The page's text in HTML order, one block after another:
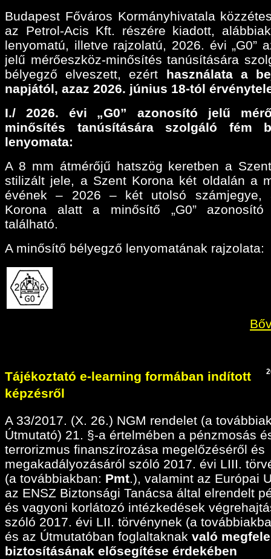
Budapest Főváros Kormányhivatala
az Petrol-Acis Kft. részére kiadott,
lenyomatú, illetve rajzolatú, 2026. évi „G0”
jelű mérőeszköz-minősítés tanúsítására
bélyegző elveszett, ezért használata a
napjától, azaz 2026. június 18-tól
I./ 2026. évi „G0” azonosító jelű
minősítés tanúsítására szolgáló fém
lenyomata:
A 8 mm átmérőjű hatszög keretben a
stilizált jele, a Szent Korona két oldalán a
évének – 2026 – két utolsó számjegye,
Korona alatt a minősítő „G0” azonosító
található.
A minősítő bélyegző lenyomatának rajzolata:
Tájékoztató e-learning formában indított
képzésről
A 33/2017. (X. 26.) NGM rendelet (a
Útmutató) 21. §-a értelmében a pénzmosás
terrorizmus finanszírozása megelőzéséről és
megakadályozásáról szóló 2017. évi LIII.
(a továbbiakban: Pmt.), valamint az Európai
az ENSZ Biztonsági Tanácsa által elrendelt
és vagyoni korlátozó intézkedések
szóló 2017. évi LII. törvénynek (a
és az Útmutatóban foglaltaknak való
biztosításának elősegítése érdekében